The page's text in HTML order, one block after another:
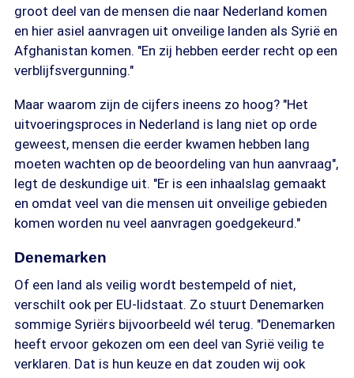
groot deel van de mensen die naar Nederland komen
en hier asiel aanvragen uit onveilige landen als Syrië en
Afghanistan komen. "En zij hebben eerder recht op een
verblijfsvergunning."
Maar waarom zijn de cijfers ineens zo hoog? "Het
uitvoeringsproces in Nederland is lang niet op orde
geweest, mensen die eerder kwamen hebben lang
moeten wachten op de beoordeling van hun aanvraag",
legt de deskundige uit. "Er is een inhaalslag gemaakt
en omdat veel van die mensen uit onveilige gebieden
komen worden nu veel aanvragen goedgekeurd."
Denemarken
Of een land als veilig wordt bestempeld of niet,
verschilt ook per EU-lidstaat. Zo stuurt Denemarken
sommige Syriërs bijvoorbeeld wél terug. "Denemarken
heeft ervoor gekozen om een deel van Syrië veilig te
verklaren. Dat is hun keuze en dat zouden wij ook